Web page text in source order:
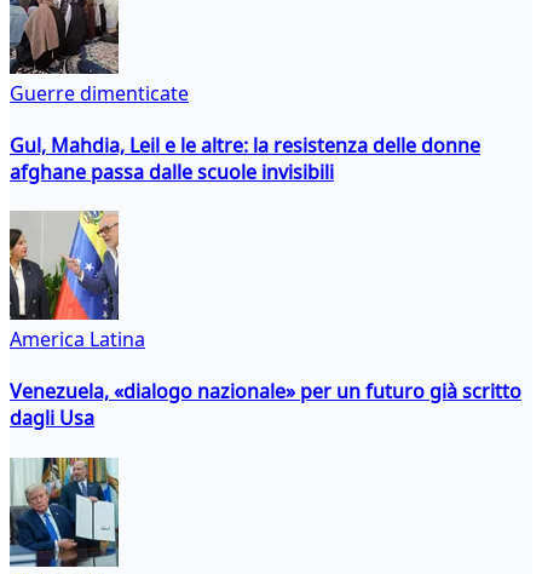
Guerre dimenticate
Gul, Mahdia, Leil e le altre: la resistenza delle donne
afghane passa dalle scuole invisibili
America Latina
Venezuela, «dialogo nazionale» per un futuro già scritto
dagli Usa